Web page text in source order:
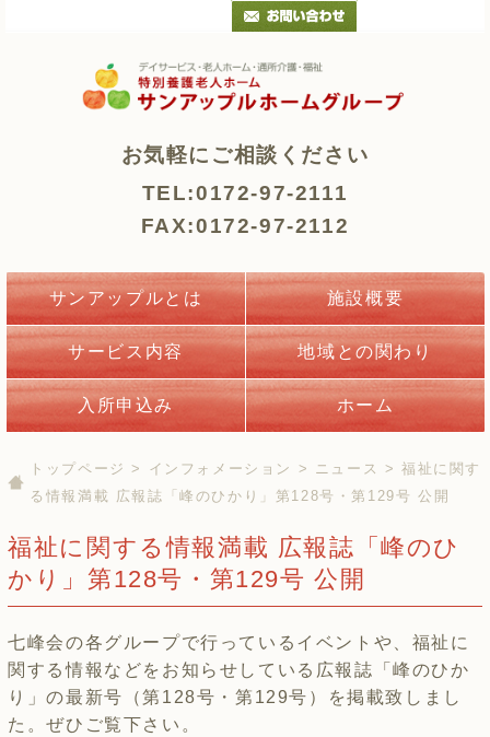
お気軽にご相談ください
TEL:0172-97-2111
FAX:0172-97-2112
サンアップルとは 施設概要
サービス内容 地域との関わり
入所申込み ホーム
トップページ > インフォメーション > ニュース > 福祉に関す
る情報満載 広報誌「峰のひかり」第128号・第129号 公開
福祉に関する情報満載 広報誌「峰のひ
かり」第128号・第129号 公開
七峰会の各グループで行っているイベントや、福祉に
関する情報などをお知らせしている広報誌「峰のひか
り」の最新号（第128号・第129号）を掲載致しまし
た。ぜひご覧下さい。